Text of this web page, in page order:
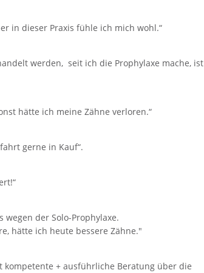
in dieser Praxis fühle ich mich wohl.“
werden, seit ich die Prophylaxe mache, ist
hätte ich meine Zähne verloren.“
gerne in Kauf“.
der Solo-Prophylaxe.
hätte ich heute bessere Zähne."
+ ausführliche Beratung über die